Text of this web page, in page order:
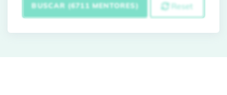
BUSCAR (6711 MENTORES) Reset